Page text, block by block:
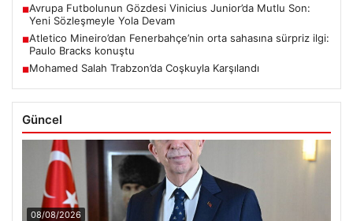
■Avrupa Futbolunun Gözdesi Vinicius Junior’da Mutlu Son:
Yeni Sözleşmeyle Yola Devam
■Atletico Mineiro’dan Fenerbahçe’nin orta sahasına sürpriz ilgi:
Paulo Bracks konuştu
■Mohamed Salah Trabzon’da Coşkuyla Karşılandı
Güncel
08/08/2026